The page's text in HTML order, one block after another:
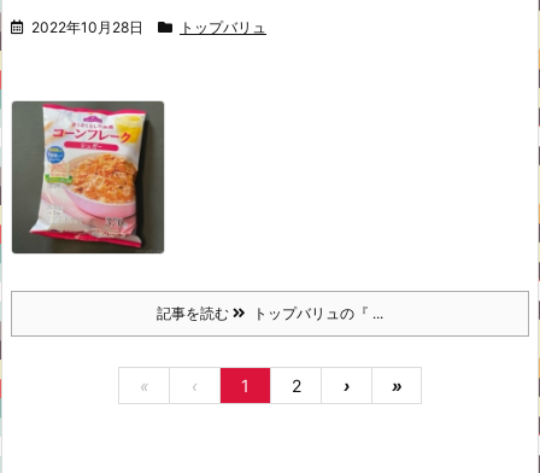
2022年10月28日 トップバリュ
記事を読む トップバリュの『 ...
« ‹ 1 2 › »